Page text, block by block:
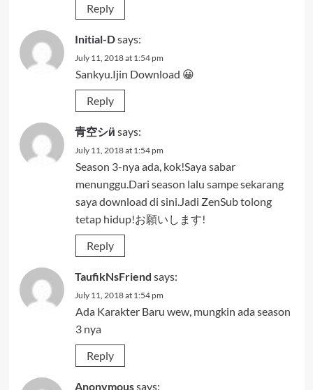
Reply
Initial-Dsays:
July 11, 2018 at 1:54 pm
Sankyu.Ijin Download 😀
Reply
青空シӥ says:
July 11, 2018 at 1:54 pm
Season 3-nya ada, kok!Saya sabar
menunggu.Dari season lalu sampe sekarang
saya download di sini.Jadi ZenSub tolong
tetap hidup!お願いします!
Reply
TaufikNsFriend says:
July 11, 2018 at 1:54 pm
Ada Karakter Baru wew, mungkin ada season
3 nya
Reply
Anonymoussays: